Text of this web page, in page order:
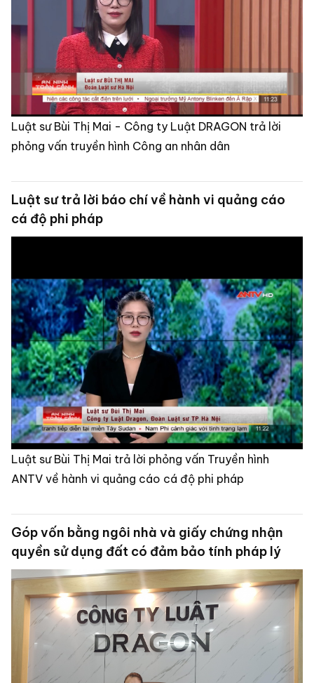
Luật sư Bùi Thị Mai - Công ty Luật DRAGON trả lời
phỏng vấn truyền hình Công an nhân dân
Luật sư trả lời báo chí về hành vi quảng cáo
cá độ phi pháp
Luật sư Bùi Thị Mai trả lời phỏng vấn Truyền hình
ANTV về hành vi quảng cáo cá độ phi pháp
Góp vốn bằng ngôi nhà và giấy chứng nhận
quyền sử dụng đất có đảm bảo tính pháp lý